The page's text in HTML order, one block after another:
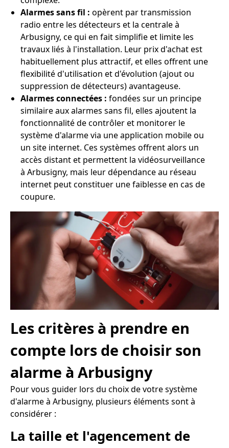
Alarmes sans fil : opèrent par transmission
radio entre les détecteurs et la centrale à
Arbusigny, ce qui en fait simplifie et limite les
travaux liés à l'installation. Leur prix d'achat est
habituellement plus attractif, et elles offrent une
flexibilité d'utilisation et d'évolution (ajout ou
suppression de détecteurs) avantageuse.
Alarmes connectées : fondées sur un principe
similaire aux alarmes sans fil, elles ajoutent la
fonctionnalité de contrôler et monitorer le
système d'alarme via une application mobile ou
un site internet. Ces systèmes offrent alors un
accès distant et permettent la vidéosurveillance
à Arbusigny, mais leur dépendance au réseau
internet peut constituer une faiblesse en cas de
coupure.
Les critères à prendre en
compte lors de choisir son
alarme à Arbusigny
Pour vous guider lors du choix de votre système
d'alarme à Arbusigny, plusieurs éléments sont à
considérer :
La taille et l'agencement de